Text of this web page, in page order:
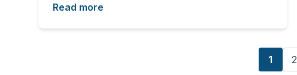
Read more
1 2